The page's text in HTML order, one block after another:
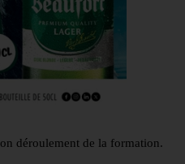
déroulement de la formation.